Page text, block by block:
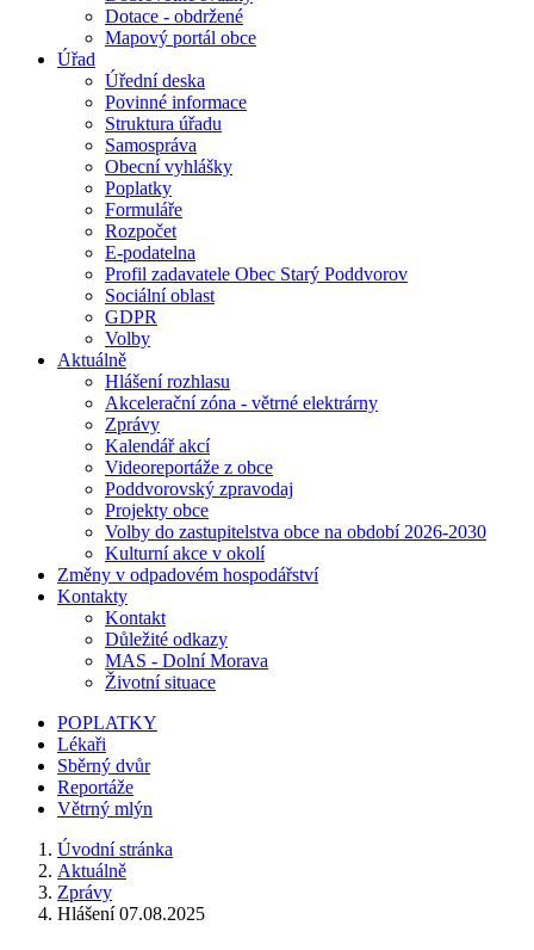
Dotace - obdržené
Mapový portál obce
Úřad
Úřední deska
Povinné informace
Struktura úřadu
Samospráva
Obecní vyhlášky
Poplatky
Formuláře
Rozpočet
E-podatelna
Profil zadavatele Obec Starý Poddvorov
Sociální oblast
GDPR
Volby
Aktuálně
Hlášení rozhlasu
Akcelerační zóna - větrné elektrárny
Zprávy
Kalendář akcí
Videoreportáže z obce
Poddvorovský zpravodaj
Projekty obce
Volby do zastupitelstva obce na období 2026-2030
Kulturní akce v okolí
Změny v odpadovém hospodářství
Kontakty
Kontakt
Důležité odkazy
MAS - Dolní Morava
Životní situace
POPLATKY
Lékaři
Sběrný dvůr
Reportáže
Větrný mlýn
Úvodní stránka
Aktuálně
Zprávy
Hlášení 07.08.2025